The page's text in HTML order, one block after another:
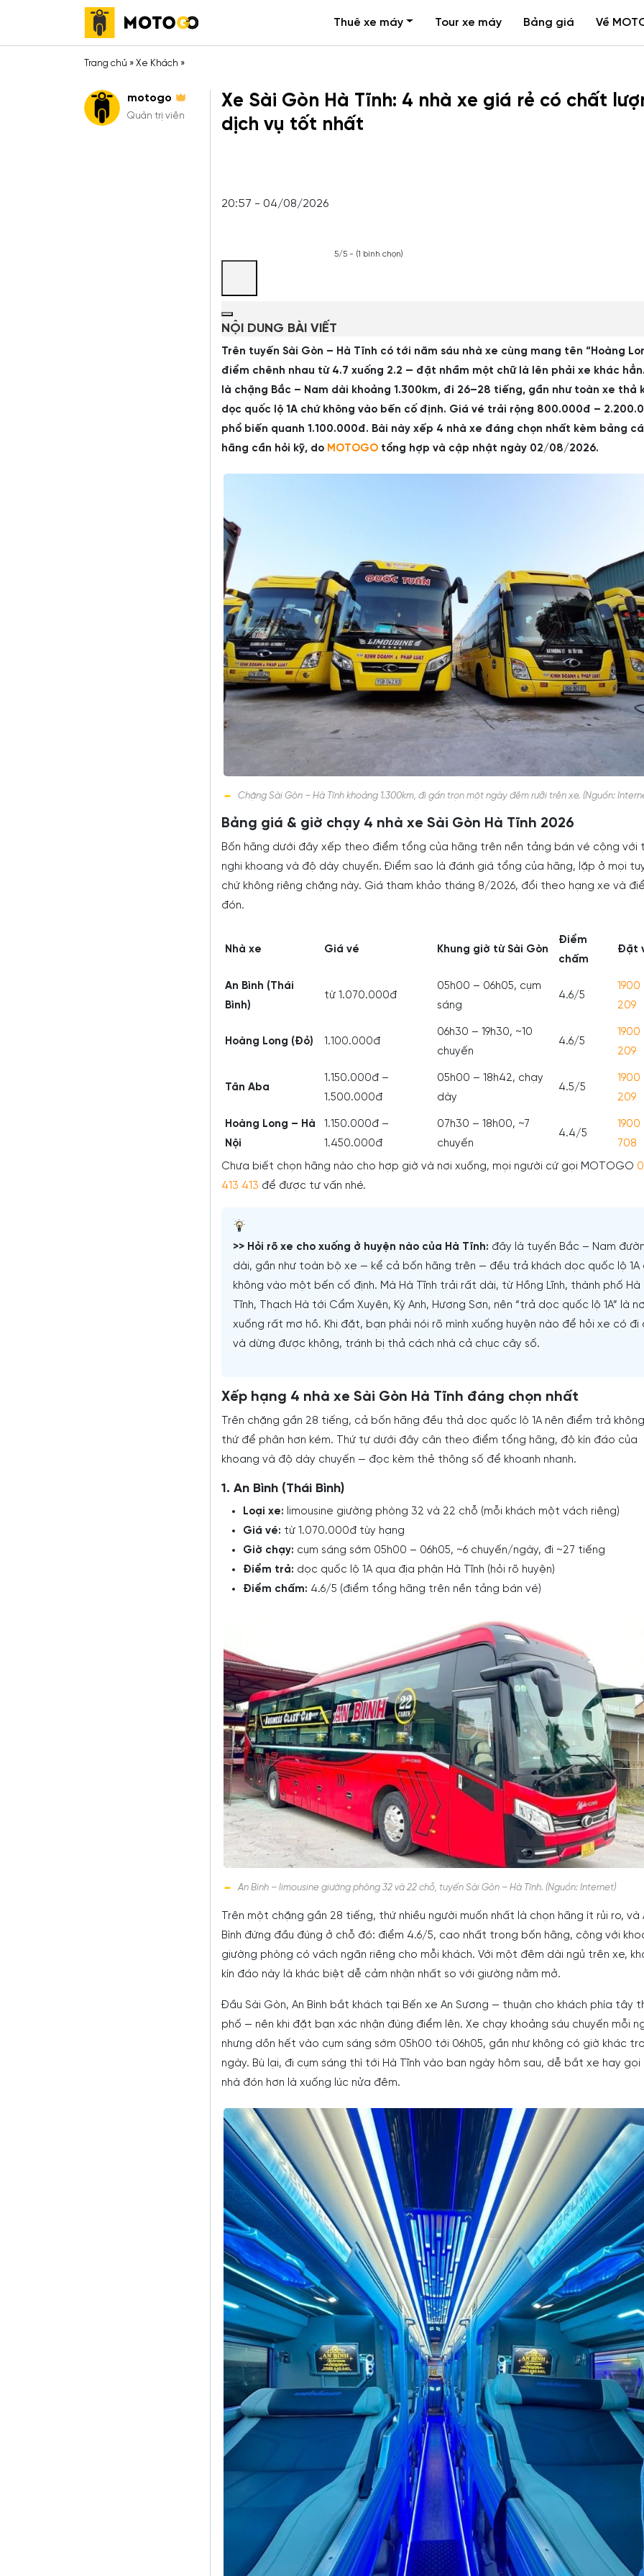
Thuê xe máy Tour xe máy Bảng giá Về
Trang chủ » Xe Khách »
motogo
Quản trị viên
Xe Sài Gòn Hà Tĩnh: 4 nhà xe giá rẻ có chất
dịch vụ tốt nhất
20:57 - 04/08/2026
5/5 - (1 bình chọn)
NỘI DUNG BÀI VIẾT
Trên tuyến Sài Gòn – Hà Tĩnh có tới năm sáu nhà xe cùng mang tên “Hoàng
điểm chênh nhau từ 4.7 xuống 2.2 — đặt nhầm một chữ là lên phải xe khác
là chặng Bắc – Nam dài khoảng 1.300km, đi 26–28 tiếng, gần như toàn xe thả
dọc quốc lộ 1A chứ không vào bến cố định. Giá vé trải rộng 800.000đ –
phổ biến quanh 1.100.000đ. Bài này xếp 4 nhà xe đáng chọn nhất kèm bảng
hãng cần hỏi kỹ, do MOTOGO tổng hợp và cập nhật ngày 02/08/2026.
Chặng Sài Gòn – Hà Tĩnh khoảng 1.300km, đi gần trọn một ngày đêm rưỡi trên xe. (Nguồn:
Bảng giá & giờ chạy 4 nhà xe Sài Gòn Hà Tĩnh 2026
Bốn hãng dưới đây xếp theo điểm tổng của hãng trên nền tảng bán vé cộng với
nghi khoang và độ dày chuyến. Điểm sao là đánh giá tổng của hãng, lặp ở mọi
chứ không riêng chặng này. Giá tham khảo tháng 8/2026, đổi theo hạng xe và
đón.
Nhà xe Giá vé Khung giờ từ Sài Gòn
Điểm
chấm
Đặt
An Bình (Thái
Bình)
từ 1.070.000đ
05h00 – 06h05, cụm
sáng
4.6/5
1900
209
Hoàng Long (Đỏ) 1.100.000đ
06h30 – 19h30, ~10
chuyến
4.6/5
1900
209
Tân Aba
1.150.000đ –
1.500.000đ
05h00 – 18h42, chạy
dày
4.5/5
1900
209
Hoàng Long – Hà
Nội
1.150.000đ –
1.450.000đ
07h30 – 18h00, ~7
chuyến
4.4/5
1900
708
Chưa biết chọn hãng nào cho hợp giờ và nơi xuống, mọi người cứ gọi MOTOGO
413 413 để được tư vấn nhé.
>> Hỏi rõ xe cho xuống ở huyện nào của Hà Tĩnh: đây là tuyến Bắc – Nam
dài, gần như toàn bộ xe — kể cả bốn hãng trên — đều trả khách dọc quốc lộ 1A
không vào một bến cố định. Mà Hà Tĩnh trải rất dài, từ Hồng Lĩnh, thành phố Hà
Tĩnh, Thạch Hà tới Cẩm Xuyên, Kỳ Anh, Hương Sơn, nên “trả dọc quốc lộ 1A” là
xuống rất mơ hồ. Khi đặt, bạn phải nói rõ mình xuống huyện nào để hỏi xe có đi
và dừng được không, tránh bị thả cách nhà cả chục cây số.
Xếp hạng 4 nhà xe Sài Gòn Hà Tĩnh đáng chọn nhất
Trên chặng gần 28 tiếng, cả bốn hãng đều thả dọc quốc lộ 1A nên điểm trả
thứ để phân hơn kém. Thứ tự dưới đây cân theo điểm tổng hãng, độ kín đáo của
khoang và độ dày chuyến — đọc kèm thẻ thông số để khoanh nhanh.
1. An Bình (Thái Bình)
Loại xe: limousine giường phòng 32 và 22 chỗ (mỗi khách một vách riêng)
Giá vé: từ 1.070.000đ tùy hạng
Giờ chạy: cụm sáng sớm 05h00 – 06h05, ~6 chuyến/ngày, đi ~27 tiếng
Điểm trả: dọc quốc lộ 1A qua địa phận Hà Tĩnh (hỏi rõ huyện)
Điểm chấm: 4.6/5 (điểm tổng hãng trên nền tảng bán vé)
An Bình – limousine giường phòng 32 và 22 chỗ, tuyến Sài Gòn – Hà Tĩnh. (Nguồn: Internet)
Trên một chặng gần 28 tiếng, thứ nhiều người muốn nhất là chọn hãng ít rủi ro, và
Bình đứng đầu đúng ở chỗ đó: điểm 4.6/5, cao nhất trong bốn hãng, cộng với
giường phòng có vách ngăn riêng cho mỗi khách. Với một đêm dài ngủ trên xe,
kín đáo này là khác biệt dễ cảm nhận nhất so với giường nằm mở.
Đầu Sài Gòn, An Bình bắt khách tại Bến xe An Sương — thuận cho khách phía tây
phố — nên khi đặt bạn xác nhận đúng điểm lên. Xe chạy khoảng sáu chuyến mỗi
nhưng dồn hết vào cụm sáng sớm 05h00 tới 06h05, gần như không có giờ khác
ngày. Bù lại, đi cụm sáng thì tới Hà Tĩnh vào ban ngày hôm sau, dễ bắt xe hay gọi
nhà đón hơn là xuống lúc nửa đêm.